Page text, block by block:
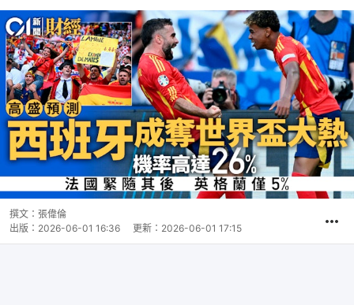
撰文： 張偉倫
出版： 2026-06-01 16:36 更新： 2026-06-01 17:15